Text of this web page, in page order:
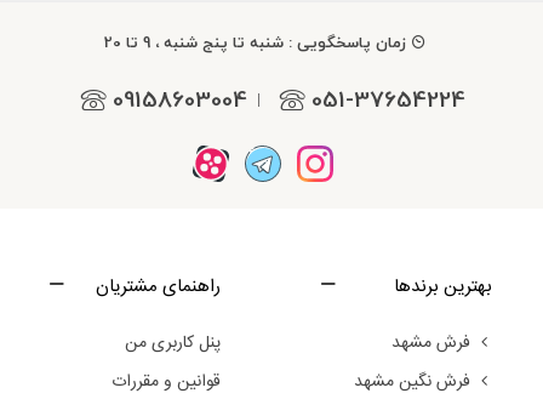
زمان پاسخگویی : شنبه تا پنج شنبه ، 9 تا 20
051-37654224
|
09158603004
بهترین برندها
فرش مشهد
فرش نگین مشهد
راهنمای مشتریان
پنل کاربری من
قوانین و مقررات